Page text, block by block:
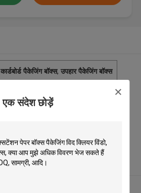
एक संदेश छोड़ें
कार्डबोर्ड पैकेजिंग बॉक्स,उपहार पैकेजिंग बॉक्स
प्लास्टिक बैग के अंदर बाहर दफ़्ती बॉक्स